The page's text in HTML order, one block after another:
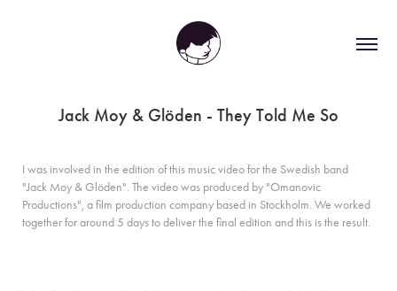
Jack Moy & Glöden - They Told Me So
I was involved in the edition of this music video for the Swedish band
"Jack Moy & Glöden". The video was produced by "Omanovic
Productions", a film production company based in Stockholm. We worked
together for around 5 days to deliver the final edition and this is the result.